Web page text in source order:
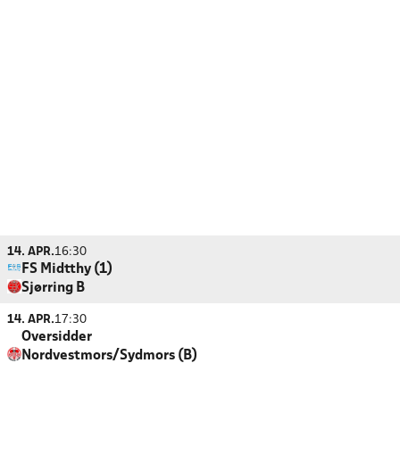
14. APR.16:30
FS Midtthy (1)
Sjørring B
14. APR.17:30
Oversidder
Nordvestmors/Sydmors (B)